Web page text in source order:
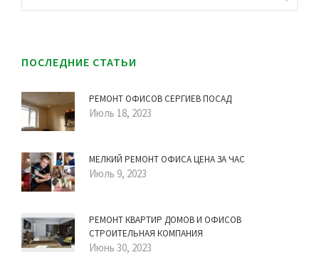
ПОСЛЕДНИЕ СТАТЬИ
РЕМОНТ ОФИСОВ СЕРГИЕВ ПОСАД
Июль 18, 2023
МЕЛКИЙ РЕМОНТ ОФИСА ЦЕНА ЗА ЧАС
Июль 9, 2023
РЕМОНТ КВАРТИР ДОМОВ И ОФИСОВ
СТРОИТЕЛЬНАЯ КОМПАНИЯ
Июнь 30, 2023